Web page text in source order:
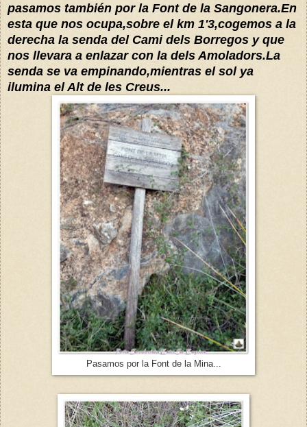
pasamos también por la Font de la Sangonera.En
esta que nos ocupa,sobre el km 1'3,cogemos a la
derecha la senda del Cami dels Borregos y que
nos llevara a enlazar con la dels Amoladors.La
senda se va empinando,mientras el sol ya
ilumina el Alt de les Creus...
Pasamos por la Font de la Mina...